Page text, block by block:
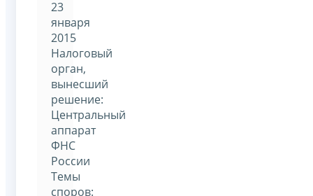
23
января
2015
Налоговый
орган,
вынесший
решение:
Центральный
аппарат
ФНС
России
Темы
споров: